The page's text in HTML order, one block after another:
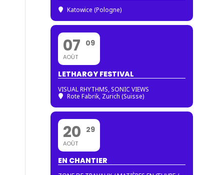
Katowice (Pologne)
07
AOÛT
09
LETHARGY FESTIVAL
VISUAL RHYTHMS, SONIC VIEWS
Rote Fabrik, Zurich (Suisse)
20
AOÛT
29
EN CHANTIER